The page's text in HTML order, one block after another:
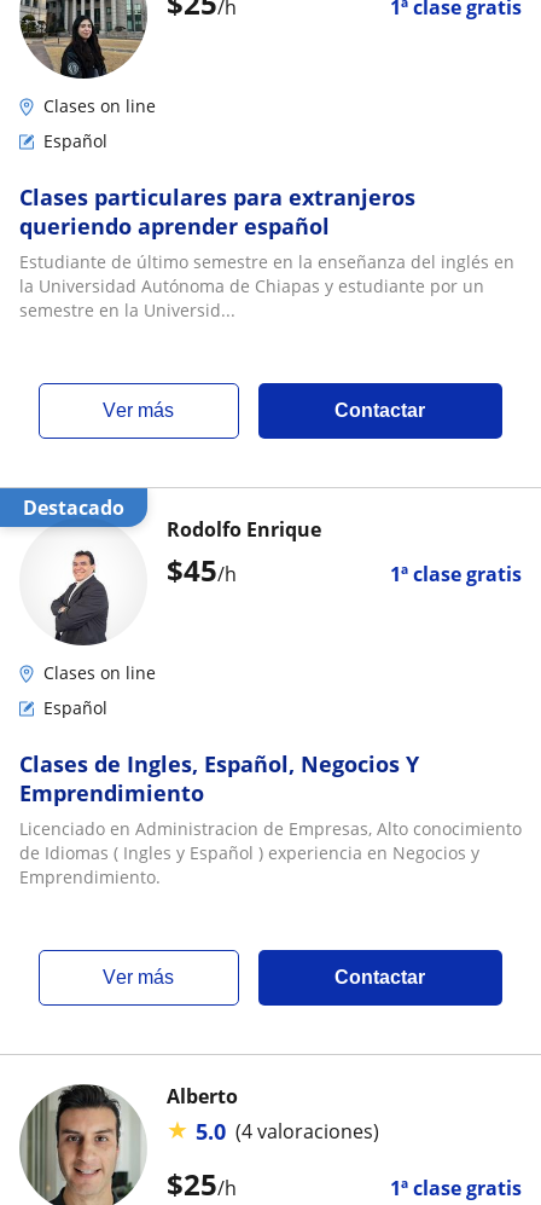
/h 1ª clase gratis
Clases on line
Español
Clases particulares para extranjeros
queriendo aprender español
Estudiante de último semestre en la enseñanza del inglés en
la Universidad Autónoma de Chiapas y estudiante por un
semestre en la Universid...
ver más Contactar
Destacado
$45/h 1ª clase gratis
Rodolfo Enrique
Clases on line
Español
Clases de Ingles, Español, Negocios Y
Emprendimiento
Licenciado en Administracion de Empresas, Alto conocimiento
de Idiomas ( Ingles y Español ) experiencia en Negocios y
Emprendimiento.
ver más Contactar
$25/h 1ª clase gratis
Alberto
★ 5.0 (4 valoraciones)